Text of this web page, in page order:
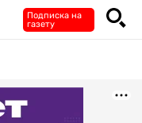
Подписка на
газету